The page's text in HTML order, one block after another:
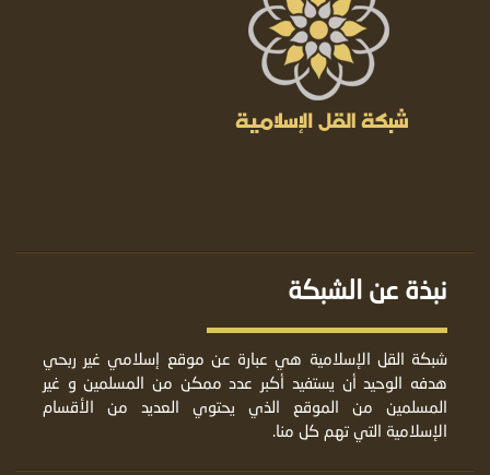
نبذة عن الشبكة
شبكة القل الإسلامية هي عبارة عن موقع إسلامي غير ربحي
هدفه الوحيد أن يستفيد أكبر عدد ممكن من المسلمين و غير
المسلمين من الموقع الذي يحتوي العديد من الأقسام
الإسلامية التي تهم كل منا.